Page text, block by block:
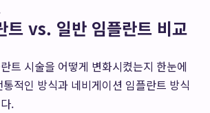
트 vs. 일반 임플란트 비교
트 시술을 어떻게 변화시켰는지 한눈에
적인 방식과 네비게이션 임플란트 방식
.